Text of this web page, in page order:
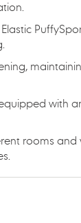
with
rooms